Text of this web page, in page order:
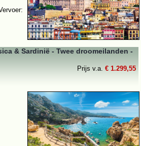
& Sardinië - Twee droomeilanden -
Prijs v.a. € 1.299,55